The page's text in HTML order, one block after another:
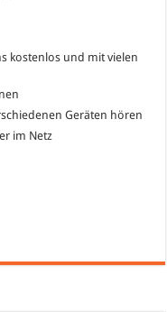
kostenlos und mit vielen
Geräten hören
im Netz